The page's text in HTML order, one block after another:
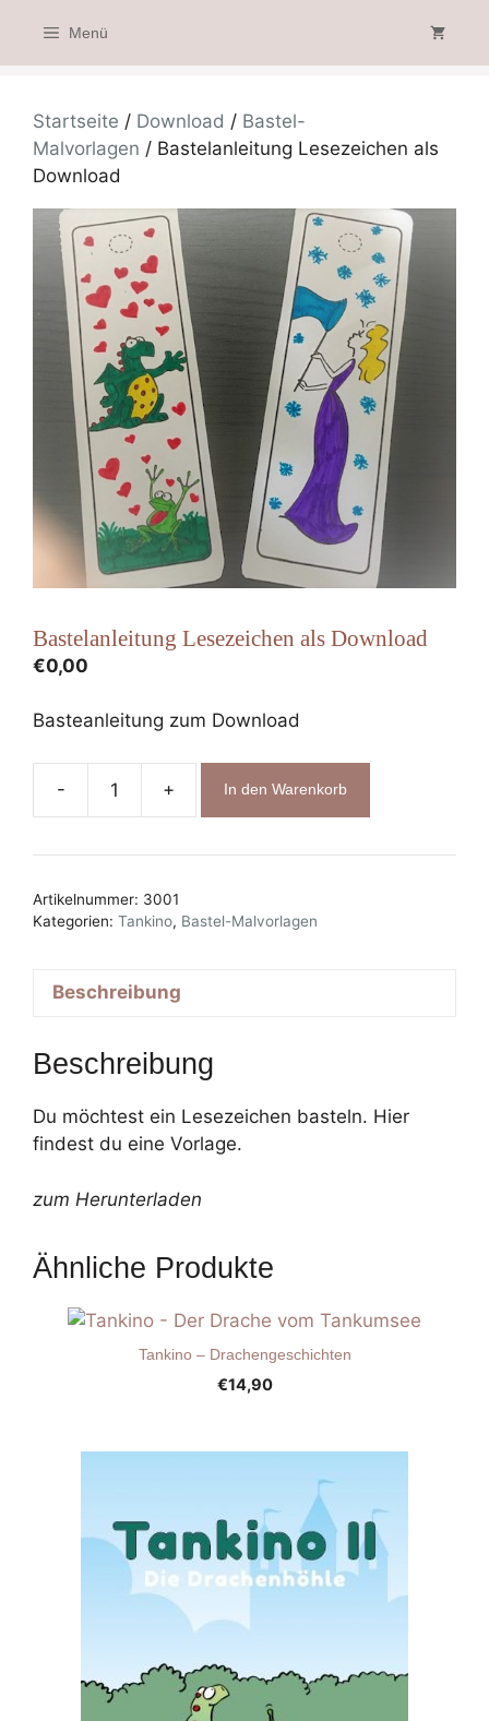
Inhalt
springen
Menü
Startseite / Download / Bastel-
Malvorlagen / Bastelanleitung Lesezeichen als
Download
Bastelanleitung Lesezeichen als Download
€0,00
Basteanleitung zum Download
-
Bastelanleitung
als
Menge
+ In den Warenkorb
Artikelnummer: 3001
Kategorien: Tankino, Bastel-Malvorlagen
Beschreibung
Beschreibung
Du möchtest ein Lesezeichen basteln. Hier
findest du eine Vorlage.
zum Herunterladen
Ähnliche Produkte
Tankino – Drachengeschichten
€14,90